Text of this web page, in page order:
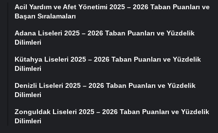
Acil Yardım ve Afet Yönetimi 2025 – 2026 Taban Puanları ve
Başarı Sıralamaları
Adana Liseleri 2025 – 2026 Taban Puanları ve Yüzdelik
Dilimleri
Kütahya Liseleri 2025 – 2026 Taban Puanları ve Yüzdelik
Dilimleri
Denizli Liseleri 2025 – 2026 Taban Puanları ve Yüzdelik
Dilimleri
Zonguldak Liseleri 2025 – 2026 Taban Puanları ve Yüzdelik
Dilimleri